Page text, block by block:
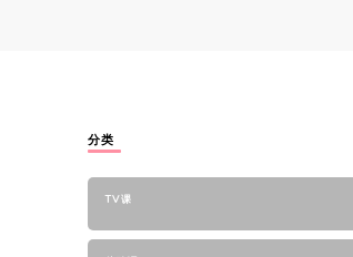
分类
TV课